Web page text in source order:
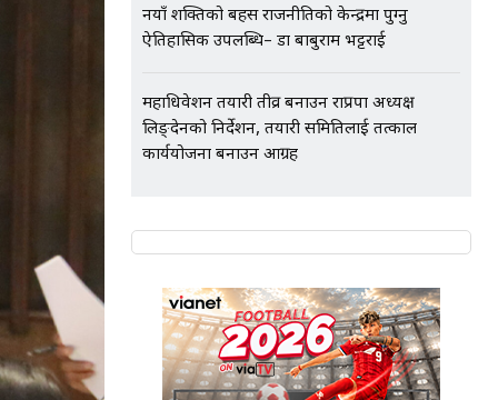
नयाँ शक्तिको बहस राजनीतिको केन्द्रमा पुग्नु
ऐतिहासिक उपलब्धि– डा बाबुराम भट्टराई
महाधिवेशन तयारी तीव्र बनाउन राप्रपा अध्यक्ष
लिङ्देनको निर्देशन, तयारी समितिलाई तत्काल
कार्ययोजना बनाउन आग्रह